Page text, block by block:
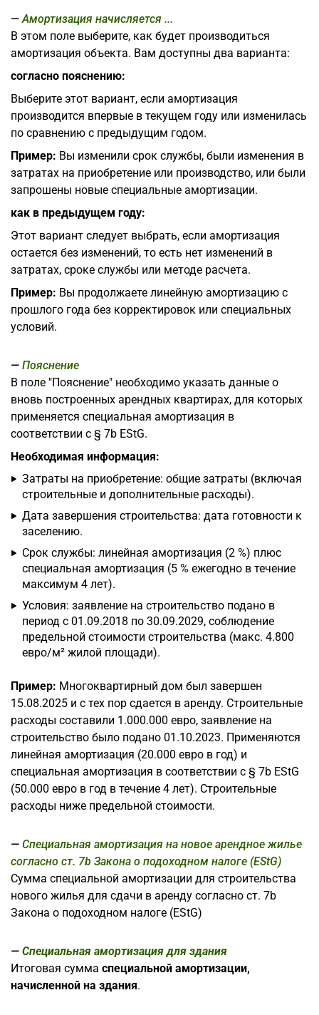
Амортизация начисляется ...
В этом поле выберите, как будет производиться
амортизация объекта. Вам доступны два варианта:
согласно пояснению:
Выберите этот вариант, если амортизация
производится впервые в текущем году или изменилась
по сравнению с предыдущим годом.
Пример: Вы изменили срок службы, были изменения в
затратах на приобретение или производство, или были
запрошены новые специальные амортизации.
как в предыдущем году:
Этот вариант следует выбрать, если амортизация
остается без изменений, то есть нет изменений в
затратах, сроке службы или методе расчета.
Пример: Вы продолжаете линейную амортизацию с
прошлого года без корректировок или специальных
условий.
Пояснение
В поле "Пояснение" необходимо указать данные о
вновь построенных арендных квартирах, для которых
применяется специальная амортизация в
соответствии с § 7b EStG.
Необходимая информация:
Затраты на приобретение: общие затраты (включая
строительные и дополнительные расходы).
Дата завершения строительства: дата готовности к
заселению.
Срок службы: линейная амортизация (2 %) плюс
специальная амортизация (5 % ежегодно в течение
максимум 4 лет).
Условия: заявление на строительство подано в
период с 01.09.2018 по 30.09.2029, соблюдение
предельной стоимости строительства (макс. 4.800
евро/м² жилой площади).
Пример: Многоквартирный дом был завершен
15.08.2025 и с тех пор сдается в аренду. Строительные
расходы составили 1.000.000 евро, заявление на
строительство было подано 01.10.2023. Применяются
линейная амортизация (20.000 евро в год) и
специальная амортизация в соответствии с § 7b EStG
(50.000 евро в год в течение 4 лет). Строительные
расходы ниже предельной стоимости.
Специальная амортизация на новое арендное жилье
согласно ст. 7b Закона о подоходном налоге (EStG)
Сумма специальной амортизации для строительства
нового жилья для сдачи в аренду согласно ст. 7b
Закона о подоходном налоге (EStG)
Специальная амортизация для здания
Итоговая сумма специальной амортизации,
начисленной на здания.